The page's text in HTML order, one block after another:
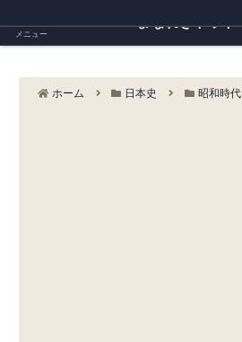
ホーム 日本史 昭和時代
メニュー